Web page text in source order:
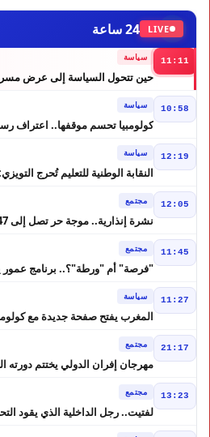
LIVE 24 ساعة
11:11 سياسة
حين تتحول السياسة إلى عرض
10:58 سياسة
كولومبيا تحسم موقفها.. اعتراف
12:19 سياسة
12:05 مجتمع
11:45 مجتمع
"فرصة" أم "ورطة"؟.. برنامج عمور
11:27 سياسة
المغرب يفتح صفحة جديدة مع
21:17 مجتمع
مهرجان إفران الدولي يختتم دورته
13:23 مجتمع